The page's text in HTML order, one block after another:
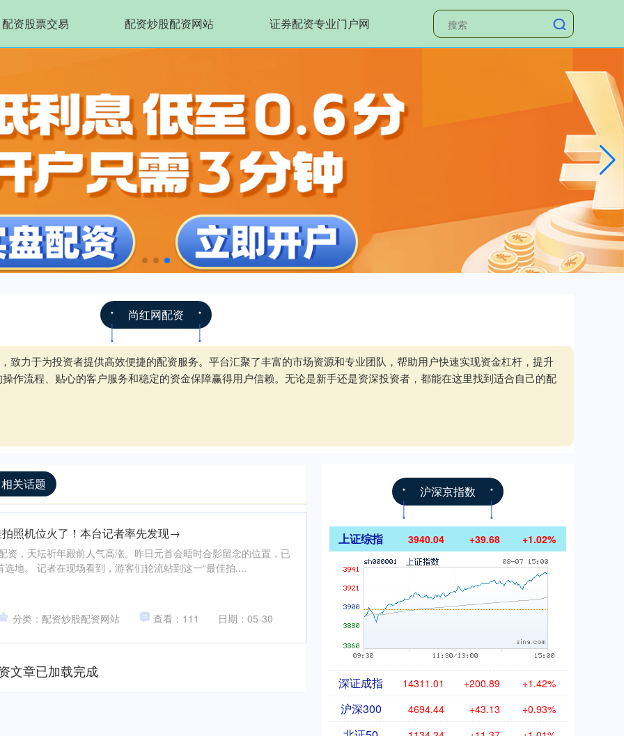
配资股票交易 配资炒股配资网站 证券配资专业门户网
尚红网配资
致力于为投资者提供高效便捷的配资服务。平台汇聚了丰富的市场资源和专业团队，帮助用户快速实现资金杠杆，提升
作流程、贴心的客户服务和稳定的资金保障赢得用户信赖。无论是新手还是资深投资者，都能在这里找到适合自己的配
关话题
照机位火了！本台记者率先发现→
资，天坛祈年殿前人气高涨。昨日元首会晤时合影留念的位置，已
地。 记者在现场看到，游客们轮流站到这一“最佳拍....
分类：配资炒股配资网站 查看：111 日期：05-30
文章已加载完成
沪深京指数
上证综指 3940.04 +39.68 +1.02%
深证成指 14311.01 +200.89 +1.42%
沪深300 4694.44 +43.13 +0.93%